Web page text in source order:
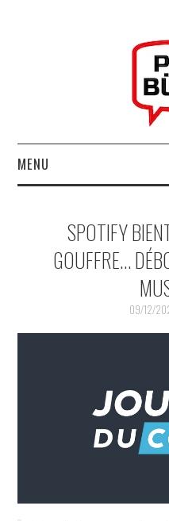
MENU
GABBA GABBA HEY !
SPOTIFY
GOUFFRE…
09/12/